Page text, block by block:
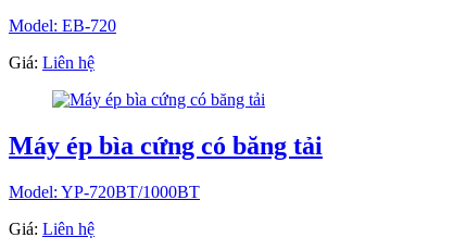
Model: EB-720
Giá: Liên hệ
Máy ép bìa cứng có băng tải
Model: YP-720BT/1000BT
Giá: Liên hệ